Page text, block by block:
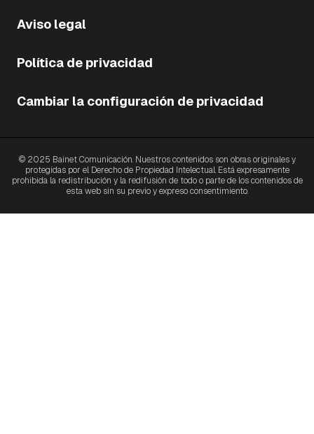
Aviso legal
Política de privacidad
Cambiar la configuración de privacidad
© 2025 Bainet Comunicación. Nuestros contenidos son obras originales y
protegidas por el Derecho de Propiedad Intelectual. Está expresamente
prohibida la redistribución y la redifusión de todo o parte de los contenidos de
esta web sin su previo y expreso consentimiento.